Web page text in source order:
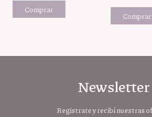
Newsletter
Registrate y recibí nuestras